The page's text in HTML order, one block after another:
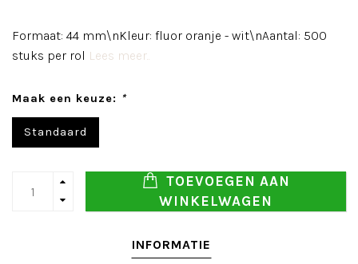
Formaat: 44 mm\nKleur: fluor oranje - wit\nAantal: 500
stuks per rol Lees meer..
Maak een keuze: *
Standaard
TOEVOEGEN AAN
WINKELWAGEN
INFORMATIE